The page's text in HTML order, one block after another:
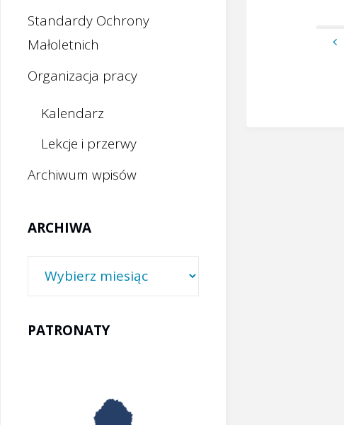
Standardy Ochrony
Małoletnich
Organizacja pracy
Kalendarz
Lekcje i przerwy
Archiwum wpisów
ARCHIWA
Archiwa
PATRONATY